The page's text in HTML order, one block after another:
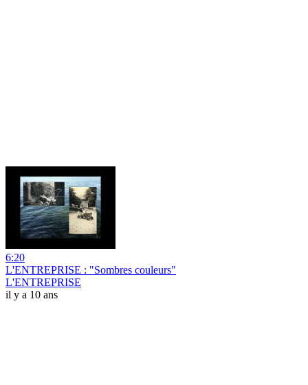
6:20
L'ENTREPRISE : "Sombres couleurs"
L'ENTREPRISE
il y a 10 ans